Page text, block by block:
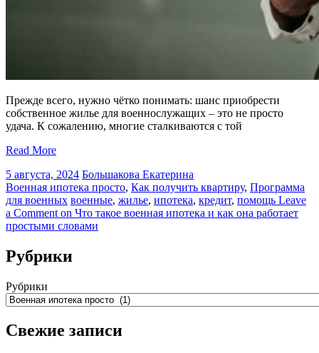
Прежде всего, нужно чётко понимать: шанс приобрести
собственное жилье для военнослужащих – это не просто
удача. К сожалению, многие сталкиваются с той
Read More
5 августа, 2024 Большакова Екатерина
Военная ипотека просто, Как получить квартиру, Программа
для военных военные, жилье, ипотека, кредит, помощь Leave
a Comment on Что такое военная ипотека и как она работает
простыми словами
Рубрики
Рубрики
Свежие записи